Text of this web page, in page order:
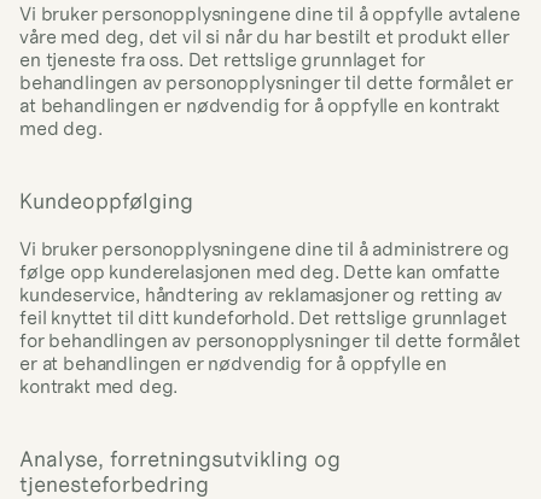
Vi bruker personopplysningene dine til å oppfylle avtalene
våre med deg, det vil si når du har bestilt et produkt eller
en tjeneste fra oss. Det rettslige grunnlaget for
behandlingen av personopplysninger til dette formålet er
at behandlingen er nødvendig for å oppfylle en kontrakt
med deg.
Kundeoppfølging
Vi bruker personopplysningene dine til å administrere og
følge opp kunderelasjonen med deg. Dette kan omfatte
kundeservice, håndtering av reklamasjoner og retting av
feil knyttet til ditt kundeforhold. Det rettslige grunnlaget
for behandlingen av personopplysninger til dette formålet
er at behandlingen er nødvendig for å oppfylle en
kontrakt med deg.
Analyse, forretningsutvikling og
tjenesteforbedring